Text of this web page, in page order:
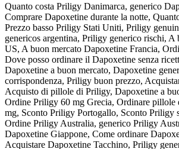
Quanto costa Priligy Danimarca, generico
Comprare Dapoxetine durante la notte,
Prezzo basso Priligy Stati Uniti, Priligy
genericos argentina, Priligy generico rischi,
US, A buon mercato Dapoxetine Francia,
Dove posso ordinare il Dapoxetine senza
Dapoxetine a buon mercato, Dapoxetine
corrispondenza, Priligy buon prezzo,
Acquisto di pillole di Priligy, Dapoxetine a
Ordine Priligy 60 mg Grecia, Ordinare pillole
mg, Sconto Priligy Portogallo, Sconto Priligy
Ordine Priligy Australia, generico Priligy
Dapoxetine Giappone, Come ordinare
Acquistare Dapoxetine Tacchino, Priligy